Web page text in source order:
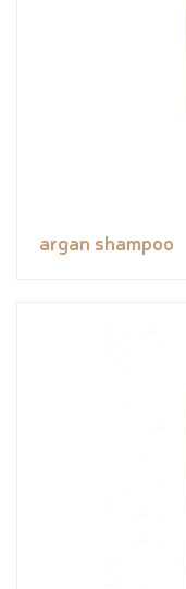
argan shampoo